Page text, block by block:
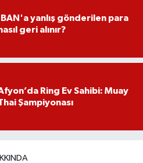
yanlış gönderilen para
geri alınır?
Ring Ev Sahibi: Muay
Şampiyonası